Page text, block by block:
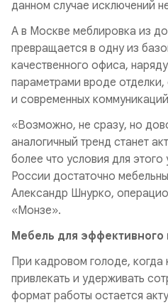
данном случае исключений
А в Москве меблировка из
превращается в одну из
качественного офиса,
параметрами вроде
и современных
«Возможно, не сразу, но
аналогичный тренд станет
более что условия для
России достаточно
Александр Шнурко,
«Монзе».
Мебель для эффективного
При кадровом голоде, когда
привлекать и удерживать
формат работы остается